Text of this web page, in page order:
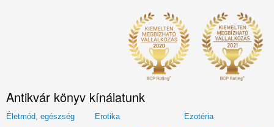
Antikvár könyv kínálatunk
Életmód, egészség Erotika
Ezotéria